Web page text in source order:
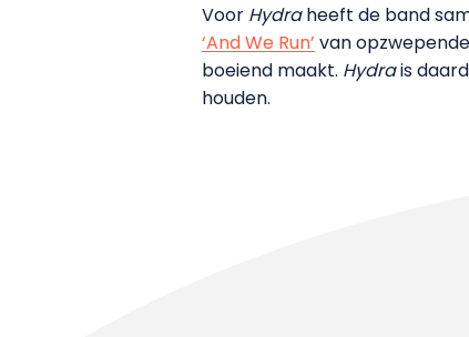
Voor Hydraheeft de band
‘And We Run’ van
boeiend maakt. Hydrais
houden.